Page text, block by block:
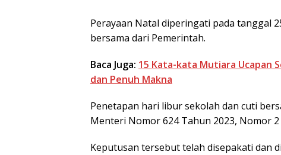
Perayaan Natal diperingati pada tanggal
bersama dari Pemerintah.
Baca Juga: 15 Kata-kata Mutiara Ucapan
dan Penuh Makna
Penetapan hari libur sekolah dan cuti
Menteri Nomor 624 Tahun 2023, Nomor
Keputusan tersebut telah disepakati dan